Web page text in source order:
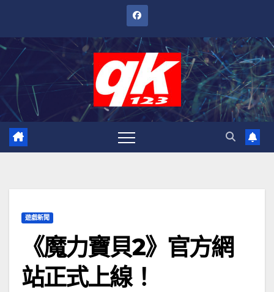
內
遊戲新聞
《魔力寶貝2》官方網
站正式上線！